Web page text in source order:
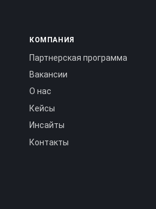
КОМПАНИЯ
Партнерская программа
Вакансии
О нас
Кейсы
Инсайты
Контакты